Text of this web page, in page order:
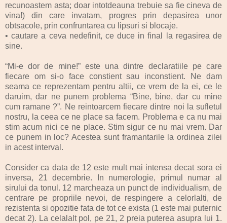
recunoastem asta; doar intotdeauna trebuie sa fie cineva de
vina!) din care invatam, progres prin depasirea unor
obtsacole, prin confruntarea cu lipsuri si blocaje.
• cautare a ceva nedefinit, ce duce in final la regasirea de
sine.
“Mi-e dor de mine!” este una dintre declaratiile pe care
fiecare om si-o face constient sau inconstient. Ne dam
seama ce reprezentam pentru altii, ce vrem de la ei, ce le
daruim, dar ne punem problema “Bine, bine, dar cu mine
cum ramane ?”. Ne reintoarcem fiecare dintre noi la sufletul
nostru, la ceea ce ne place sa facem. Problema e ca nu mai
stim acum nici ce ne place. Stim sigur ce nu mai vrem. Dar
ce punem in loc? Acestea sunt framantarile la ordinea zilei
in acest interval.
Consider ca data de 12 este mult mai intensa decat sora ei
inversa, 21 decembrie. In numerologie, primul numar al
sirului da tonul. 12 marcheaza un punct de individualism, de
centrare pe propriile nevoi, de respingere a celorlalti, de
rezistenta si opozitie fata de tot ce exista (1 este mai puternic
decat 2). La celalalt pol, pe 21, 2 preia puterea asupra lui 1.